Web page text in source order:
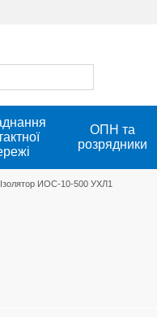
ОПН та
розрядники
Ізолятор ИОС-10-500 УХЛ1